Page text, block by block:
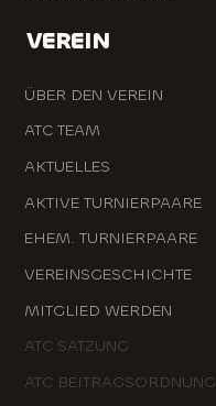
VEREIN
ÜBER DEN VEREIN
ATC TEAM
AKTUELLES
AKTIVE TURNIERPAARE
EHEM. TURNIERPAARE
VEREINSGESCHICHTE
MITGLIED WERDEN
ATC SATZUNG
ATC BEITRAGSORDNUNG